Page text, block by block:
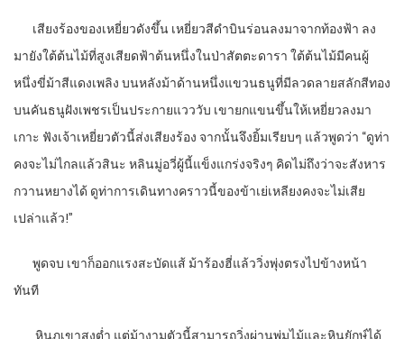
เสียงร้องของเหยี่ยวดังขึ้น เหยี่ยวสีดำบินร่อนลงมาจากท้องฟ้า ลง
มายังใต้ต้นไม้ที่สูงเสียดฟ้าต้นหนึ่งในป่าสัตตะดารา ใต้ต้นไม้มีคนผู้
หนึ่งขี่ม้าสีแดงเพลิง บนหลังม้าด้านหนึ่งแขวนธนูที่มีลวดลายสลักสีทอง
บนคันธนูฝังเพชรเป็นประกายแวววับ เขายกแขนขึ้นให้เหยี่ยวลงมา
เกาะ ฟังเจ้าเหยี่ยวตัวนี้ส่งเสียงร้อง จากนั้นจึงยิ้มเรียบๆ แล้วพูดว่า “ดูท่า
คงจะไม่ไกลแล้วสินะ หลินมู่อวี่ผู้นี้แข็งแกร่งจริงๆ คิดไม่ถึงว่าจะสังหาร
กวานหยางได้ ดูท่าการเดินทางคราวนี้ของข้าเย่เหลียงคงจะไม่เสีย
เปล่าแล้ว!”
พูดจบ เขาก็ออกแรงสะบัดแส้ ม้าร้องฮี่แล้ววิ่งพุ่งตรงไปข้างหน้า
ทันที